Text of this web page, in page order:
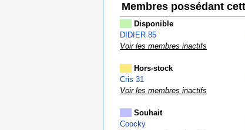
Membres possédant
Disponible
DIDIER 85
Voir les membres inactifs
Hors-stock
Cris 31
Voir les membres inactifs
Souhait
Coocky